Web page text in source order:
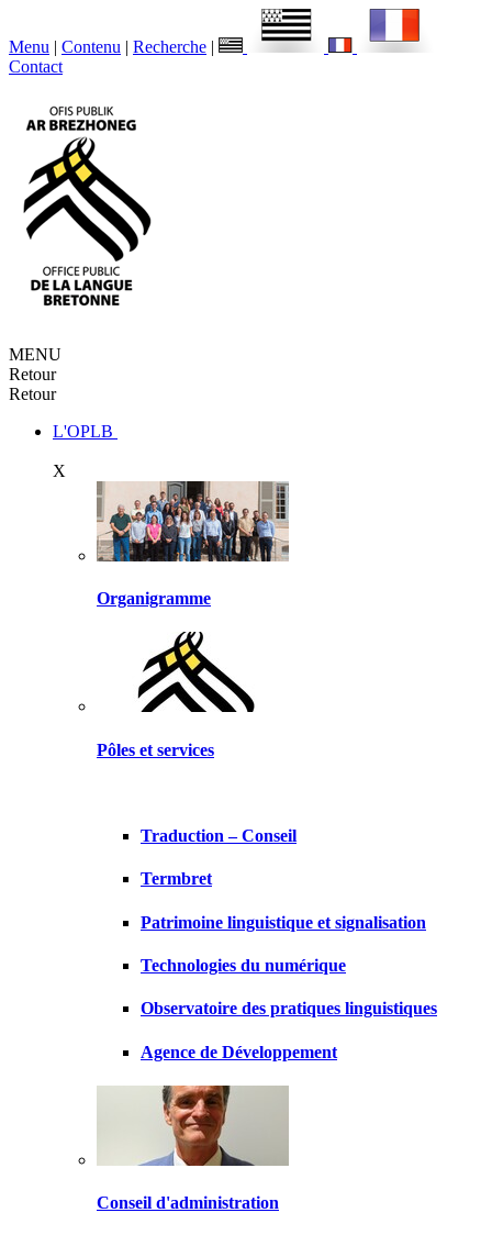
Menu | Contenu | Recherche |
Contact
MENU
Retour
Retour
L'OPLB
X
Organigramme
Pôles et services
Traduction – Conseil
Termbret
Patrimoine linguistique et signalisation
Technologies du numérique
Observatoire des pratiques linguistiques
Agence de Développement
Conseil d'administration